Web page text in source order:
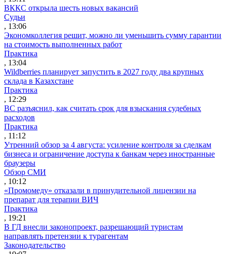
ВККС открыла шесть новых вакансий
Судьи
, 13:06
Экономколлегия решит, можно ли уменьшить сумму гарантии
на стоимость выполненных работ
Практика
, 13:04
Wildberries планирует запустить в 2027 году два крупных
склада в Казахстане
Практика
, 12:29
ВС разъяснил, как считать срок для взыскания судебных
расходов
Практика
, 11:12
Утренний обзор за 4 августа: усиление контроля за сделкам
бизнеса и ограничение доступа к банкам через иностранные
браузеры
Обзор СМИ
, 10:12
«Промомеду» отказали в принудительной лицензии на
препарат для терапии ВИЧ
Практика
, 19:21
В ГД внесли законопроект, разрешающий туристам
направлять претензии к турагентам
Законодательство